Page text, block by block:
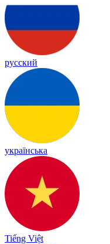
русский
українська
Tiếng Việt